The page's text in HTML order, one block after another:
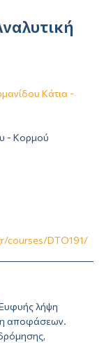
Κάτια -
- Κορμού
courses/DTO191/
λήψη
αποφάσεων.